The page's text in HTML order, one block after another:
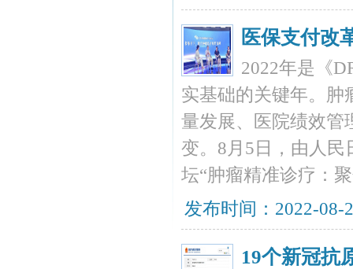
医保支付改
2022年是《
实基础的关键年。肿
量发展、医院绩效管
变。8月5日，由人
坛“肿瘤精准诊疗：
发布时间：2022-
19个新冠抗